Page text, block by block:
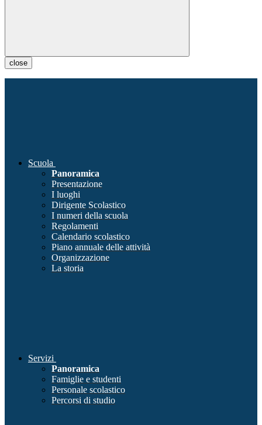
close
Scuola
Panoramica
Presentazione
I luoghi
Dirigente Scolastico
I numeri della scuola
Regolamenti
Calendario scolastico
Piano annuale delle attività
Organizzazione
La storia
Servizi
Panoramica
Famiglie e studenti
Personale scolastico
Percorsi di studio